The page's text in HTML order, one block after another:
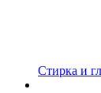
Стирка и